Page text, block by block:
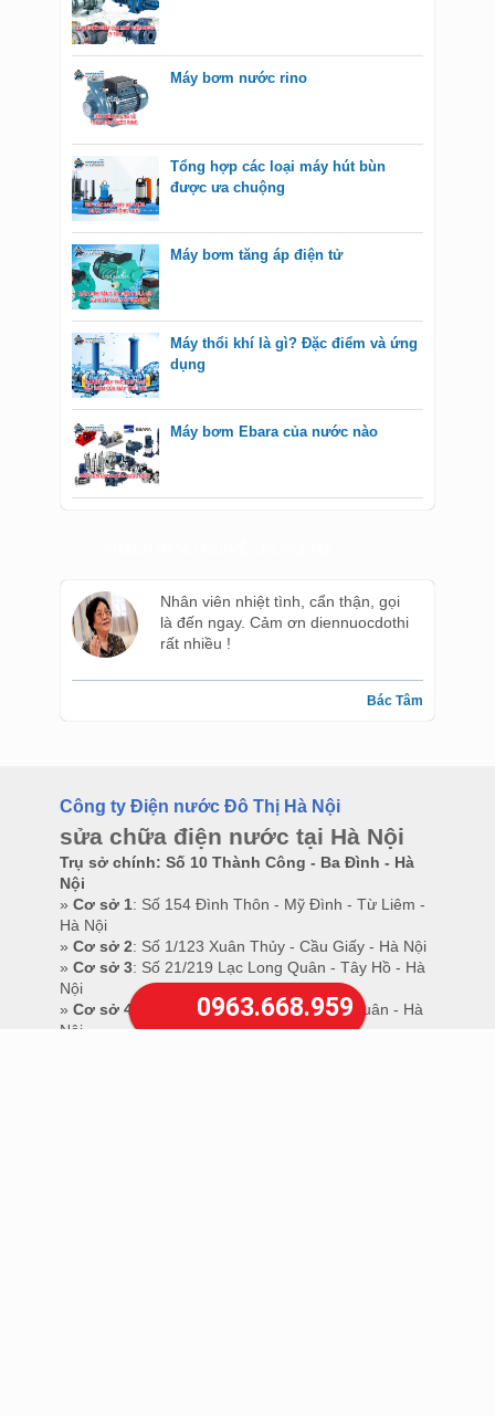
Máy bơm nước rino
Tổng hợp các loại máy hút bùn
được ưa chuộng
Máy bơm tăng áp điện tử
Máy thổi khí là gì? Đặc điểm và ứng
dụng
Máy bơm Ebara của nước nào
Nhân viên nhiệt tình, cẩn thận, gọi
là đến ngay. Cảm ơn diennuocdothi
rất nhiều !
Bác Tâm
Công ty Điện nước Đô Thị Hà Nội
sửa chữa điện nước tại Hà Nội
Trụ sở chính: Số 10 Thành Công - Ba Đình - Hà
Nội
» Cơ sở 1: Số 154 Đình Thôn - Mỹ Đình - Từ Liêm -
Hà Nội
» Cơ sở 2: Số 1/123 Xuân Thủy - Cầu Giấy - Hà Nội
» Cơ sở 3: Số 21/219 Lạc Long Quân - Tây Hồ - Hà
Nội
» Cơ sở 4
: Số 68 Khương Trung - Thanh Xuân - Hà
Nội
0963.668.959